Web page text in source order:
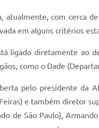
atualmente, com cerca
em alguns critérios
ligado diretamente ao
como o Dade
pelo presidente da
e também diretor
de São Paulo),